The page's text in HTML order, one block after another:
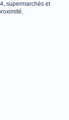
supermarchés et